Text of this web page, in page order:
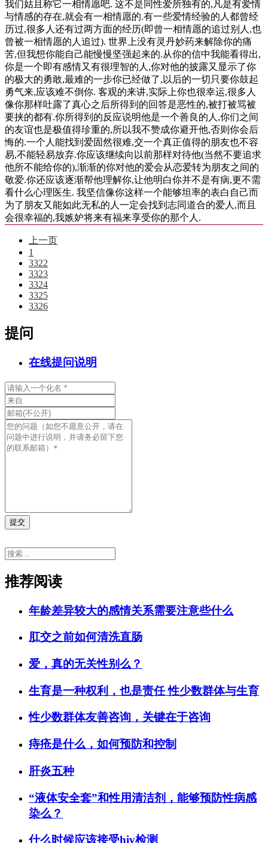
我们姑且称它一相情愿吧. 这不是同性爱所独有的,凡是有爱情
与情感的存在,就会有一相情愿的.有一些爱情经验的人都曾经
历过,很多人还有过两方面的经历(即曾一相情愿的追过别人,也
曾被一相情愿的人追过). 世界上没有灵丹妙药来解除你的痛
苦,但我想你能自己能慢慢坚强起来的.从你的信中我能看得出,
你是一个即有感情又有很理智的人,你对他的披露又显示了你
的极大的勇敢,最难的一步你已经做了,以后的一切只要你鼓起
勇气来,应该难不倒你. 客观的来讲,实际上你也很幸运,很多人
像你那样吐露了真心之后所得到的回答是恶性的,被打被骂被
要挟的都有.你所得到的反应说明他是一个善良的人,你们之间
的友谊也是极值得珍重的,所以我不赞成你避开他,否则你会后
悔的.一个人能找到爱固然很难,交一个真正值得的朋友也不容
易,不能轻易放弃.你应该继续向以前那样对待他(当然不要追求
他所不能给你的),渐渐的你对他的爱会从恋爱转为朋友之间的
敬爱.你还应该逐渐帮他理解你,让他明白你并不是有病,更不需
看什么心理医生. 我坚信像你这样一个能够坦率的表白自己而
为了朋友又能如此无私的人一定会找到志同道合的爱人,而且
会很幸福的,我嫉妒将来有福来享受你的那个人.
上一页
1
3322
3323
3324
3325
3326
提问
在线提问说明
提交
推荐阅读
年龄差异较大的感情关系需要注意些什么
肛交之前如何清洗直肠
爱，真的无关性别么？
生育是一种权利，也是责任 性少数群体与生育
性少数群体友善咨询，关键在于咨询
痔疮是什么，如何预防和控制
肝炎五种
“液体安全套”和性用清洁剂，能够预防性病感
染么？
什么时候应该接受hiv检测